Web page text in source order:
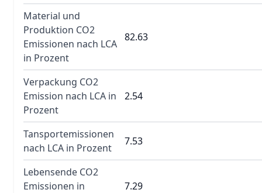
Material und
Produktion CO2
Emissionen nach LCA
in Prozent
82.63
Verpackung CO2
Emission nach LCA in
Prozent
2.54
Tansportemissionen
nach LCA in Prozent
7.53
Lebensende CO2
Emissionen in
7.29